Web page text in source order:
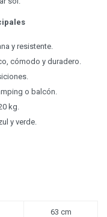
y resistente.
cómodo y duradero.
o balcón.
kg.
y verde.
63 cm